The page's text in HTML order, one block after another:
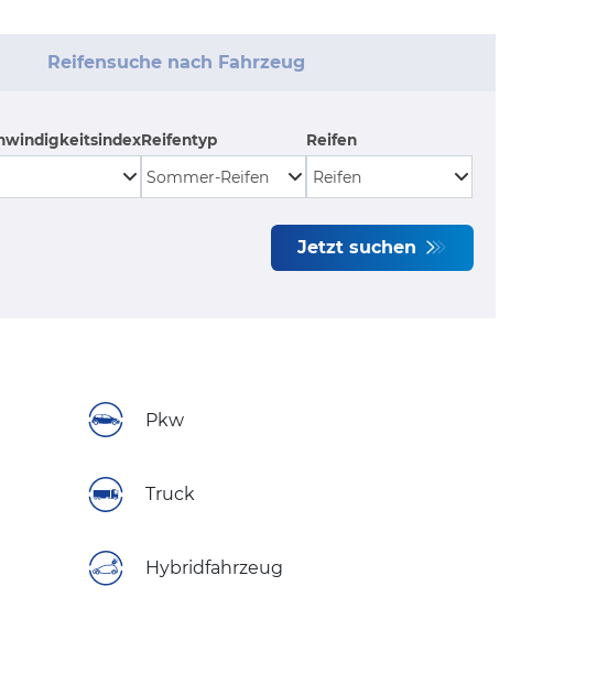
Reifensuche nach Fahrzeug
Reifentyp Reifen
Jetzt suchen
Pkw
Truck
Hybridfahrzeug